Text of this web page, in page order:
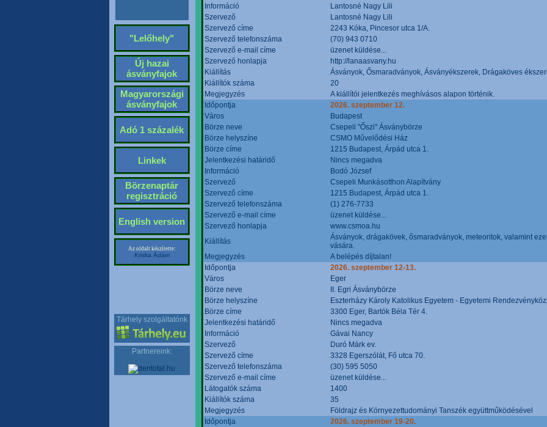
"Lelőhely"
Új hazai
ásványfajok
Magyarországi
ásványfajok
Adó 1 százalék
Linkek
Börzenaptár
regisztráció
English version
Az oldalt készítette:
Kriska Ádám
Tárhely szolgáltatónk
Partnereink:
Információ
Lantosné Nagy Lili
Szervező
Lantosné Nagy Lili
Szervező címe
2243 Kóka, Pincesor utca 1/A.
Szervező telefonszáma
(70) 943 0710
Szervező e-mail címe
üzenet küldése...
Szervező honlapja
http://lanaasvany.hu
Kiállítás
Ásványok, Ősmaradványok, Ásványékszerek, Drágaköves
Kiállítók száma
20
Megjegyzés
A kiállítói jelentkezés meghívásos alapon történik.
Időpontja
2026. szeptember 12.
Város
Budapest
Börze neve
Csepeli "Őszi" Ásványbörze
Börze helyszíne
CSMO Művelődési Ház
Börze címe
1215 Budapest, Árpád utca 1.
Jelentkezési határidő
Nincs megadva
Információ
Bodó József
Szervező
Csepeli Munkásotthon Alapítvány
Szervező címe
1215 Budapest, Árpád utca 1.
Szervező telefonszáma
(1) 276-7733
Szervező e-mail címe
üzenet küldése...
Szervező honlapja
www.csmoa.hu
Kiállítás
Ásványok, drágakövek, ősmaradványok, meteoritok, valamint
vására.
Megjegyzés
A belépés díjtalan!
Időpontja
2026. szeptember 12-13.
Város
Eger
Börze neve
II. Egri Ásványbörze
Börze helyszíne
Eszterházy Károly Katolikus Egyetem - Egyetemi
Börze címe
3300 Eger, Bartók Béla Tér 4.
Jelentkezési határidő
Nincs megadva
Információ
Gávai Nancy
Szervező
Duró Márk ev.
Szervező címe
3328 Egerszólát, Fő utca 70.
Szervező telefonszáma
(30) 595 5050
Szervező e-mail címe
üzenet küldése...
Látogatók száma
1400
Kiállítók száma
35
Megjegyzés
Földrajz és Környezettudományi Tanszék együttműködésével
Időpontja
2026. szeptember 19-20.